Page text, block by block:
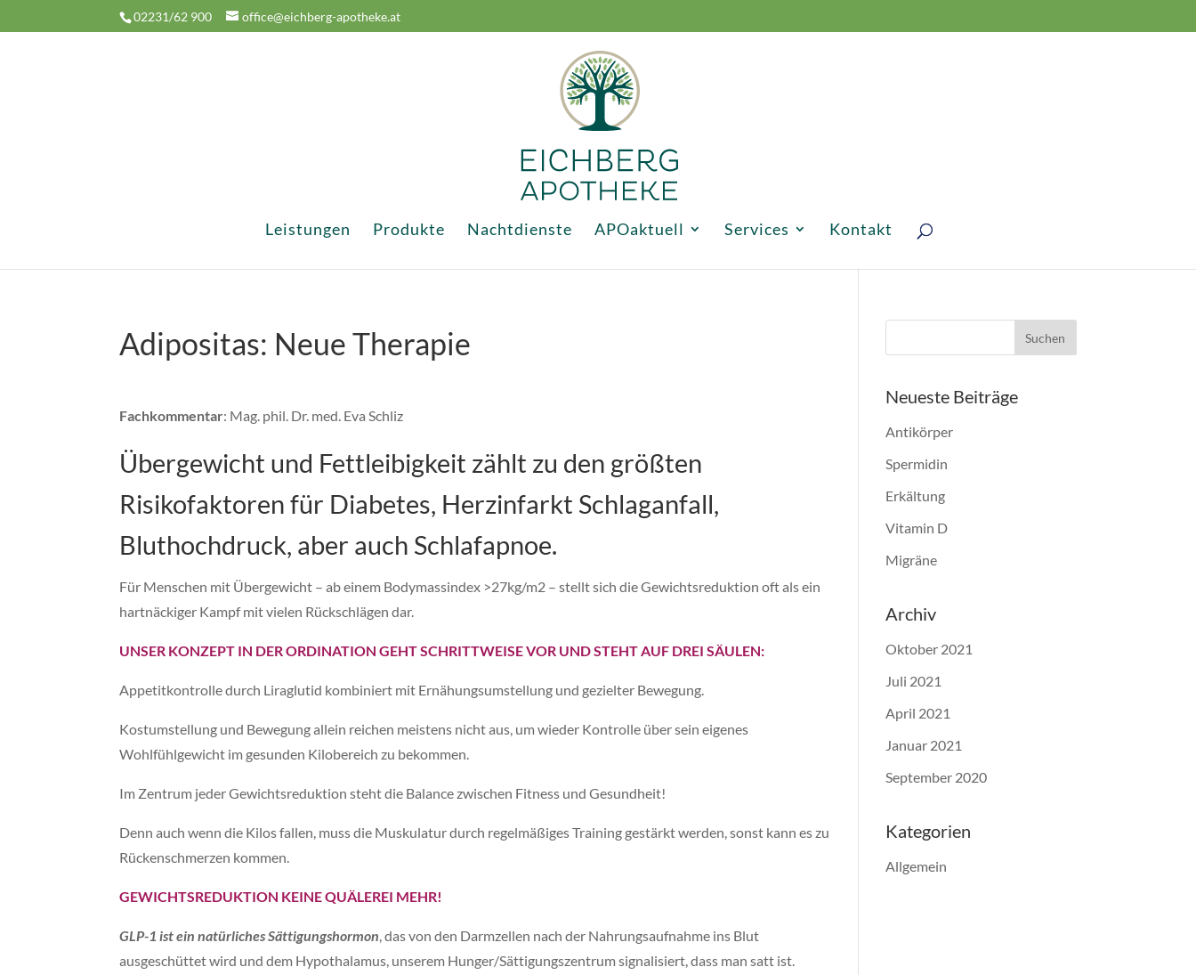
02231/62 900 office@eichberg-apotheke.at
Leistungen Produkte Nachtdienste APOaktuell Services Kontakt
Adipositas: Neue Therapie
Fachkommentar: Mag. phil. Dr. med. Eva Schliz
Übergewicht und Fettleibigkeit zählt zu den größten
Risikofaktoren für Diabetes, Herzinfarkt Schlaganfall,
Bluthochdruck, aber auch Schlafapnoe.
Für Menschen mit Übergewicht – ab einem Bodymassindex >27kg/m2 – stellt sich die Gewichtsreduktion oft als ein
hartnäckiger Kampf mit vielen Rückschlägen dar.
UNSER KONZEPT IN DER ORDINATION GEHT SCHRITTWEISE VOR UND STEHT AUF DREI SÄULEN:
Appetitkontrolle durch Liraglutid kombiniert mit Ernähungsumstellung und gezielter Bewegung.
Kostumstellung und Bewegung allein reichen meistens nicht aus, um wieder Kontrolle über sein eigenes
Wohlfühlgewicht im gesunden Kilobereich zu bekommen.
Im Zentrum jeder Gewichtsreduktion steht die Balance zwischen Fitness und Gesundheit!
Denn auch wenn die Kilos fallen, muss die Muskulatur durch regelmäßiges Training gestärkt werden, sonst kann es zu
Rückenschmerzen kommen.
GEWICHTSREDUKTION KEINE QUÄLEREI MEHR!
GLP-1 ist ein natürliches Sättigungshormon, das von den Darmzellen nach der Nahrungsaufnahme ins Blut
ausgeschüttet wird und dem Hypothalamus, unserem Hunger/Sättigungszentrum signalisiert, dass man satt ist.
Neueste Beiträge
Antikörper
Spermidin
Erkältung
Vitamin D
Migräne
Archiv
Oktober 2021
Juli 2021
April 2021
Januar 2021
September 2020
Kategorien
Allgemein